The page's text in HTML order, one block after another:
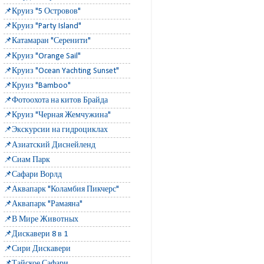
📌Круиз "5 Островов"
📌Круиз "Party Island"
📌Катамаран "Серенити"
📌Круиз "Orange Sail"
📌Круиз "Ocean Yachting Sunset"
📌Круиз "Bamboo"
📌Фотоохота на китов Брайда
📌Круиз "Черная Жемчужина"
📌Экскурсии на гидроциклах
📌Азиатский Диснейленд
📌Сиам Парк
📌Сафари Ворлд
📌Аквапарк "Коламбия Пикчерс"
📌Аквапарк "Рамаяна"
📌В Мире Животных
📌Дискавери 8 в 1
📌Сири Дискавери